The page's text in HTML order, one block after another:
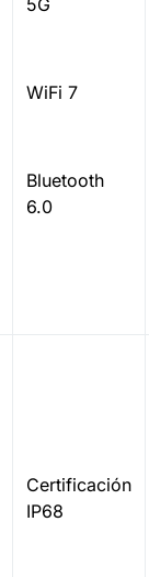
WiFi 7
Bluetooth
6.0
Certificación
IP68